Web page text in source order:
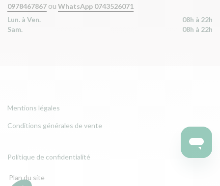
0978467867 ou WhatsApp 0743526071
Lun. à Ven.
08h à 22h
Sam.
08h à 22h
Mentions légales
Conditions générales de vente
Politique de confidentialité
Plan du site